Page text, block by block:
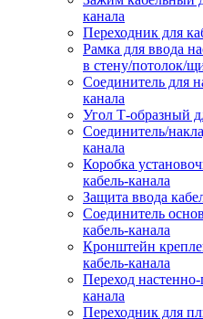
канала
Переходник для
Рамка для ввода
в стену/потолок/
Соединитель для
канала
Угол Т-образный
Соединитель/
канала
Коробка
кабель-канала
Защита ввода
Соединитель
кабель-канала
Кронштейн
кабель-канала
Переход
канала
Переходник для